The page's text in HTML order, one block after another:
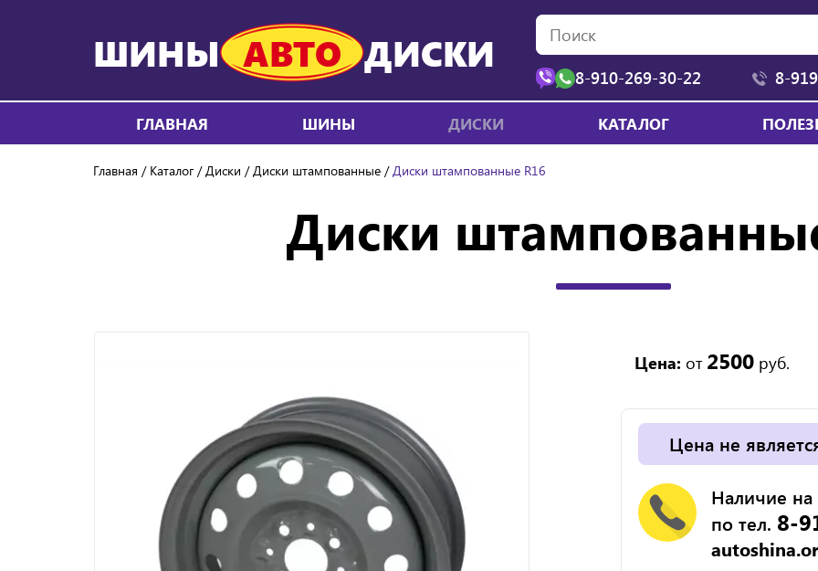
ШИНЫ АВТО ДИСКИ
8-910-269-30-22 8-
ГЛАВНАЯ ШИНЫ ДИСКИ КАТАЛОГ
Главная Каталог Диски Диски штампованные Диски штампованные R16
Диски
Цена: от 2500руб.
Цена не
Наличие на
по тел. 8-